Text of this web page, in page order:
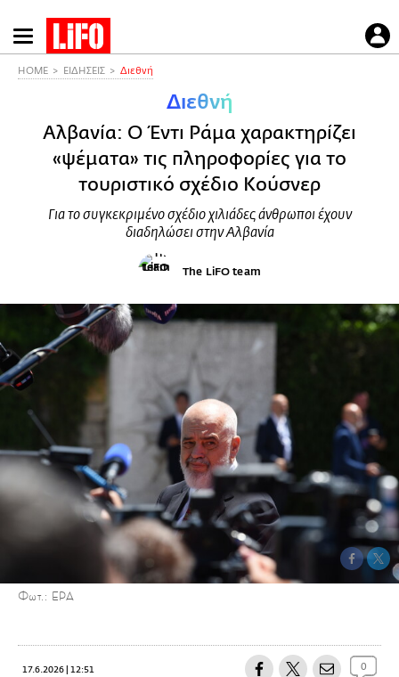
Παράκαμψη
προς
HOME ΕΙΔΗΣΕΙΣ Διεθνή
Διεθνή
Αλβανία: Ο Έντι Ράμα χαρακτηρίζει
«ψέματα» τις πληροφορίες για το
τουριστικό σχέδιο Κούσνερ
Για το συγκεκριμένο σχέδιο χιλιάδες άνθρωποι έχουν
διαδηλώσει στην Αλβανία
The LiFO team
Φωτ.: ΕΡΑ
17.6.2026 | 12:51 0